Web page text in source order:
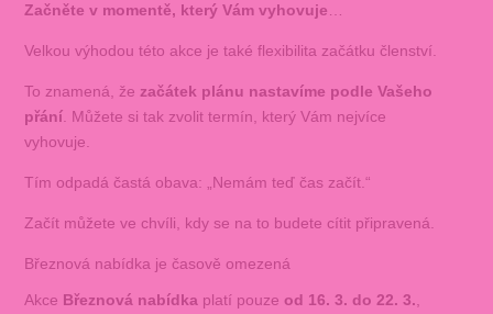
Začněte v momentě, který Vám vyhovuje…
Velkou výhodou této akce je také flexibilita začátku členství.
To znamená, že začátek plánu nastavíme podle Vašeho
přání. Můžete si tak zvolit termín, který Vám nejvíce
vyhovuje.
Tím odpadá častá obava: „Nemám teď čas začít.“
Začít můžete ve chvíli, kdy se na to budete cítit připravená.
Březnová nabídka je časově omezená
Akce Březnová nabídkaplatí pouze od 16. 3. do 22. 3.,